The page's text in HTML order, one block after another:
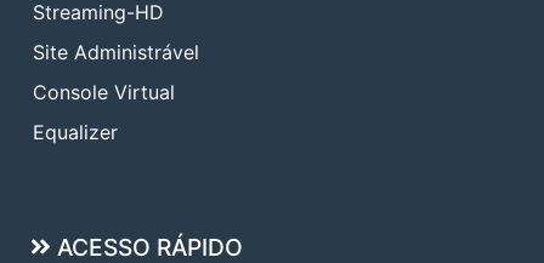
Streaming-HD
Site Administrável
Console Virtual
Equalizer
ACESSO RÁPIDO